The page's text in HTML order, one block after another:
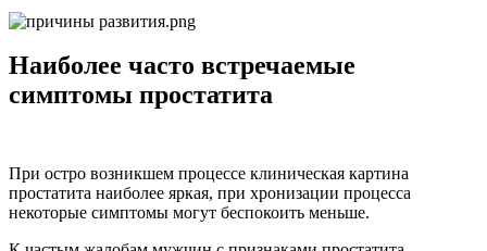
Наиболее часто встречаемые
симптомы простатита
При остро возникшем процессе клиническая картина
простатита наиболее яркая, при хронизации процесса
некоторые симптомы могут беспокоить меньше.